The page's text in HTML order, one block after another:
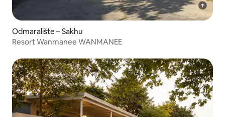
Odmaralište – Sakhu
Resort Wanmanee WANMANEE